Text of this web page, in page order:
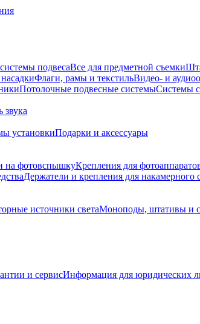
подвесаВсе для предметной съемки
Флаги, рамы и текстильВидео- и
Потолочные подвесные системыСистемы
звука
установкиПодарки и аксессуары
на фотовспышкуКрепления для
Держатели и крепления для накамерного
источники светаМоноподы, штативы и
и сервисИнформация для юридических